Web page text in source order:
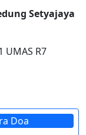
Setyajaya
UMAS R7
Doa